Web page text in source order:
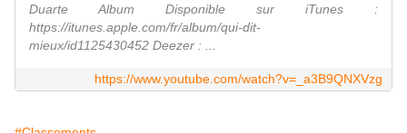
Duarte Album Disponible sur iTunes :
https://itunes.apple.com/fr/album/qui-dit-
mieux/id1125430452 Deezer : ...
https://www.youtube.com/watch?v=_a3B9QNXVzg